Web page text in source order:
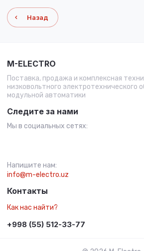
Назад
M-ELECTRO
Поставка, продажа и комплексная
низковольтного электротехнического
модульной автоматики
Следите за нами
Мы в социальных сетях:
Напишите нам:
info@m-electro.uz
Контакты
Как нас найти?
+998 (55) 512-33-77